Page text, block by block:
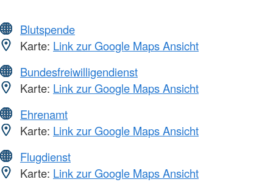
Blutspende
Karte: Link zur Google Maps Ansicht
Bundesfreiwilligendienst
Karte: Link zur Google Maps Ansicht
Ehrenamt
Karte: Link zur Google Maps Ansicht
Flugdienst
Karte: Link zur Google Maps Ansicht